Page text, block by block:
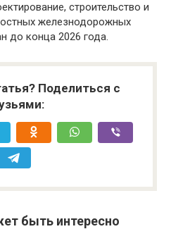
строительство и
железнодорожных
до конца 2026 года.
Поделиться с
быть интересно